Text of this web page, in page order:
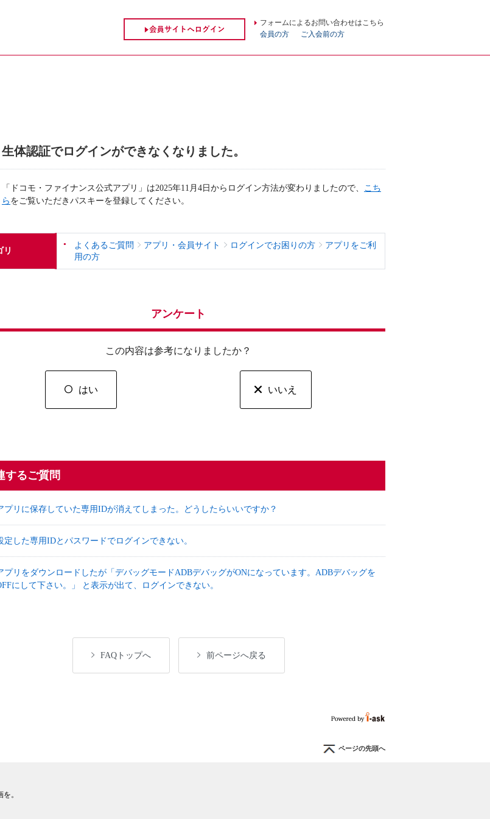
フォームによるお問い合わせはこちら
会員の方
ご入会前の方
生体認証でログインができなくなりました。
「ドコモ・ファイナンス公式アプリ」は2025年11月4日からログイン方法が変わりましたので、 こち
ら をご覧いただきパスキーを登録してください。
リ
よくあるご質問 アプリ・会員サイト ログインでお困りの方
アプリをご利
用の方
アンケート
この内容は参考になりましたか？
はい いいえ
するご質問
プリに保存していた専用IDが消えてしまった。どうしたらいいですか？
定した専用IDとパスワードでログインできない。
プリをダウンロードしたが「デバッグモードADBデバッグがONになっています。ADBデバッグを
にして下さい。」 と表示が出て、ログインできない。
FAQトップへ 前ページへ戻る
ページの先頭へ
。